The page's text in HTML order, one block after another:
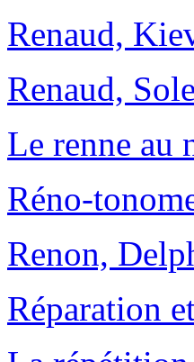
Renaud,
Renaud,
Le renne au
Réno-
Renon,
Réparation